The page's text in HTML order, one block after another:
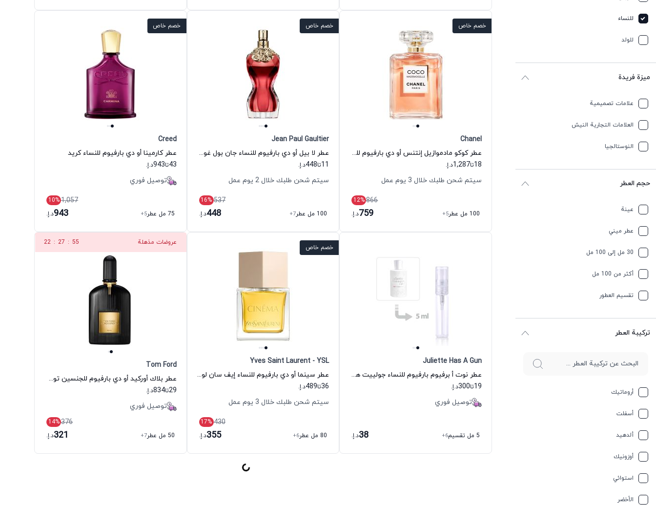
للنساء
للولد
ميزة فريدة
علامات تصميمية
العلامات التجارية النيش
النوستالجيا
حجم العطر
عينة
عطر ميني
30 مل إلى 100 مل
أكثر من 100 مل
تقسیم العطور
ترکیبة العطر
أروماتيك
أسفلت
ألدهيد
أوزونيك
استوائي
الأخضر
خصم خاص
Chanel
عطر كوكو مادموازيل إنتنس أو دي بارفيوم للنساء شانيل
18تا1,287د.إ.
سيتم شحن طلبك خلال 3 يوم عمل
866
12%
100 مل عطر
+5
759د.إ.
خصم خاص
Jean Paul Gaultier
عطر لا بيل أو دي بارفيوم للنساء جان بول غوتييه
11تا448د.إ.
سيتم شحن طلبك خلال 2 يوم عمل
537
16%
100 مل عطر
+7
448د.إ.
خصم خاص
Creed
عطر كارمينا أو دي بارفيوم للنساء كريد
43تا943د.إ.
توصيل فوري
1,057
10%
75 مل عطر
+5
943د.إ.
Juliette Has A Gun
عطر نوت أ برفيوم بارفيوم للنساء جولييت هاز إ غان
19تا300د.إ.
توصيل فوري
5 مل تقسيم +6
38د.إ.
خصم خاص
Yves Saint Laurent - YSL
عطر سينما أو دي بارفيوم للنساء إيف سان لوران
36تا489د.إ.
سيتم شحن طلبك خلال 3 يوم عمل
430
17%
80 مل عطر
+6
355د.إ.
عروضات مذهلة 54
:
27
:
22
Tom Ford
عطر بلاك أوركيد أو دي بارفيوم للجنسين توم فورد
29تا834د.إ.
توصيل فوري
376
14%
50 مل عطر
+7
321د.إ.